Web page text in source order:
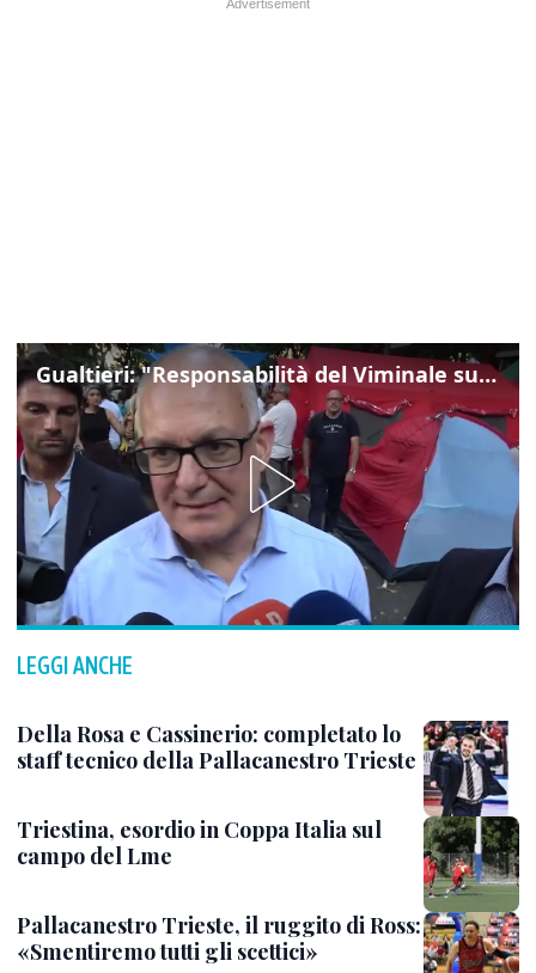
Gualtieri: "Responsabilità del Viminale su Spin Time? La posizione dei partiti è nota"
LEGGI ANCHE
Della Rosa e Cassinerio: completato lo
staff tecnico della Pallacanestro Trieste
Triestina, esordio in Coppa Italia sul
campo del Lme
Pallacanestro Trieste, il ruggito di Ross:
«Smentiremo tutti gli scettici»